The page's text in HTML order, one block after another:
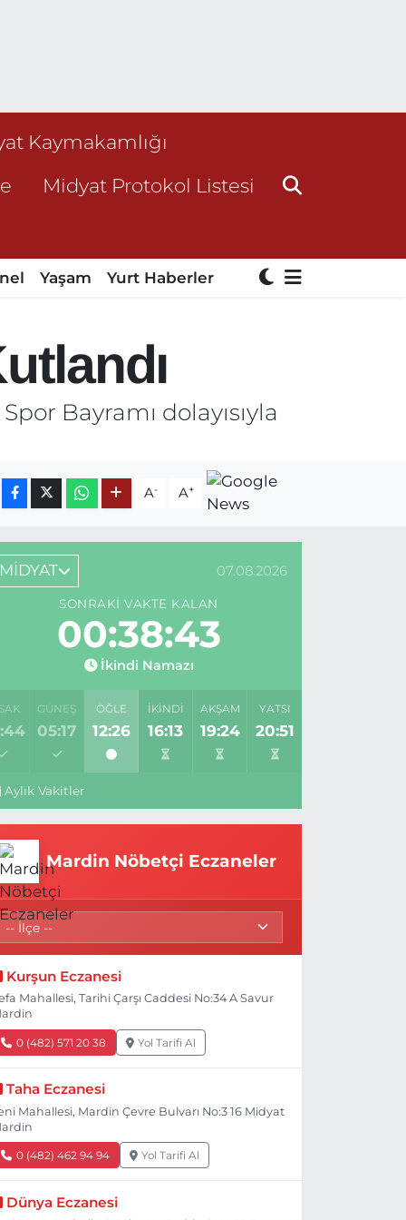
Kaymakamlığı
Midyat Protokol Listesi
Yaşam Yurt Haberler
Bayramı dolayısıyla
A- A+
MİDYAT 07.08.2026
SONRAKI VAKTE KALAN
00:38:43
İkindi Namazı
GÜNEŞ
05:17
ÖĞLE
12:26
İKINDI
16:13
AKŞAM
19:24
YATSI
20:51
Aylık Vakitler
Mardin Nöbetçi Eczaneler
Kurşun Eczanesi
Mahallesi, Tarihi Çarşı Caddesi No:34 A Savur
0 (482) 571 20 38 Yol Tarifi Al
Taha Eczanesi
Mahallesi, Mardin Çevre Bulvarı No:3 16 Midyat
0 (482) 462 94 94 Yol Tarifi Al
Dünya Eczanesi